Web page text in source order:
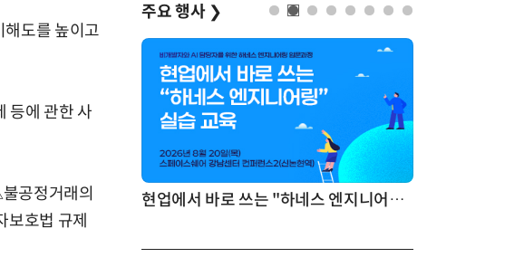
해도를 높이고
등에 관한 사
공정거래의
호법 규제
주요 행사 ❯
현업에서 바로 쓰는 "하네스 엔지니어링" 실습 교육